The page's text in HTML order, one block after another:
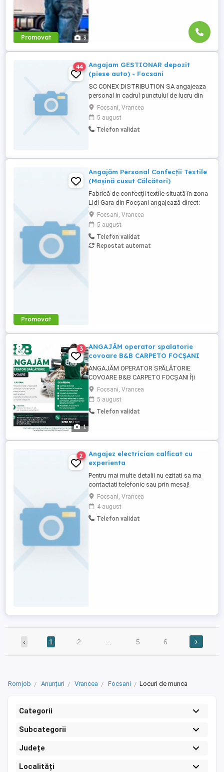
Promovat 3
44
Angajam GESTIONAR depozit
(piese auto) - Focsani
SC CONEX DISTRIBUTION SA angajeaza
personal in cadrul punctului de lucru din
Focsani Compania este infiintata in anul
2003 si are ca domeniu de activitate
distributia de piese auto si consumabile
pentru autoturisme. Responsabilitati: -
Focsani, Vrancea
5 august
Telefon validat
Promovat
Angajăm Personal Confecții Textile
(Mașină cusut Călcători)
Fabrică de confecții textile situată în zona
Lidl Gara din Focșani angajează direct:
Confectioneri mașini de cusut cu
experiență. Călcători finali cu experiență.
Program de lucru: De la ora 07:00 la ora
16:00. Pe lângă salariu se oferă tichete de
masa si decont transport. Pentru mai
Focsani, Vrancea
5 august
Telefon validat
Repostat automat
1
3
ANGAJĂM operator spalatorie
covoare B&B CARPETO FOCȘANI
ANGAJĂM OPERATOR SPĂLĂTORIE
COVOARE B&B CARPETO FOCȘANI Îți
dorești un loc de muncă stabil, într-o
companie serioasă și în continuă
dezvoltare? B&B Carpeto Focșani își
mărește echipa și angajează Operator
muncă ...
Focsani, Vrancea
5 august
Telefon validat
2
Angajez electrician calficat cu
experienta
Pentru mai multe detalii nu ezitati sa ma
contactati telefonic sau prin mesaj!
Salariul net este de aproximativ 6000 RON!
Focsani, Vrancea
4 august
Telefon validat
‹ 1 2 5 6 ›
Romjob Anunțuri Vrancea Focsani Locuri de munca
Categorii
Subcategorii
Județe
Localități